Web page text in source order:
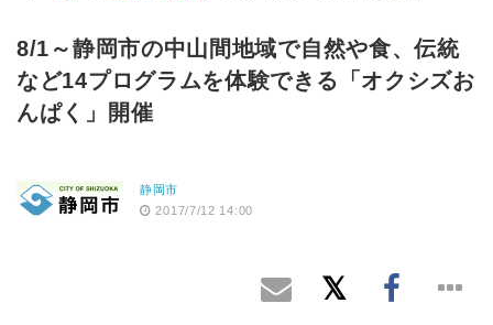
8/1～静岡市の中山間地域で自然や食、伝統
など14プログラムを体験できる「オクシズお
んぱく」開催
静岡市
2017/7/12 14:00